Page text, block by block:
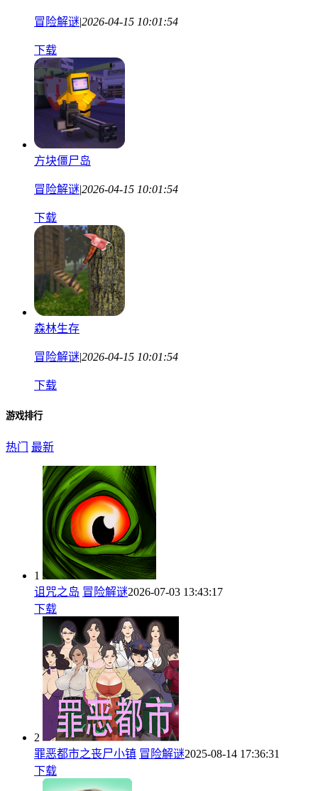
冒险解谜|2026-04-15 10:01:54
下载
方块僵尸岛
冒险解谜|2026-04-15 10:01:54
下载
森林生存
冒险解谜|2026-04-15 10:01:54
下载
游戏排行
热门 最新
1
诅咒之岛 冒险解谜2026-07-03 13:43:17
下载
2
罪恶都市之丧尸小镇 冒险解谜2025-08-14 17:36:31
下载